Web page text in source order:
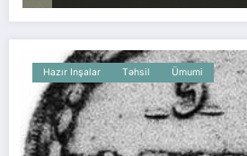
Hazır Inşalar Təhsil Ümumi